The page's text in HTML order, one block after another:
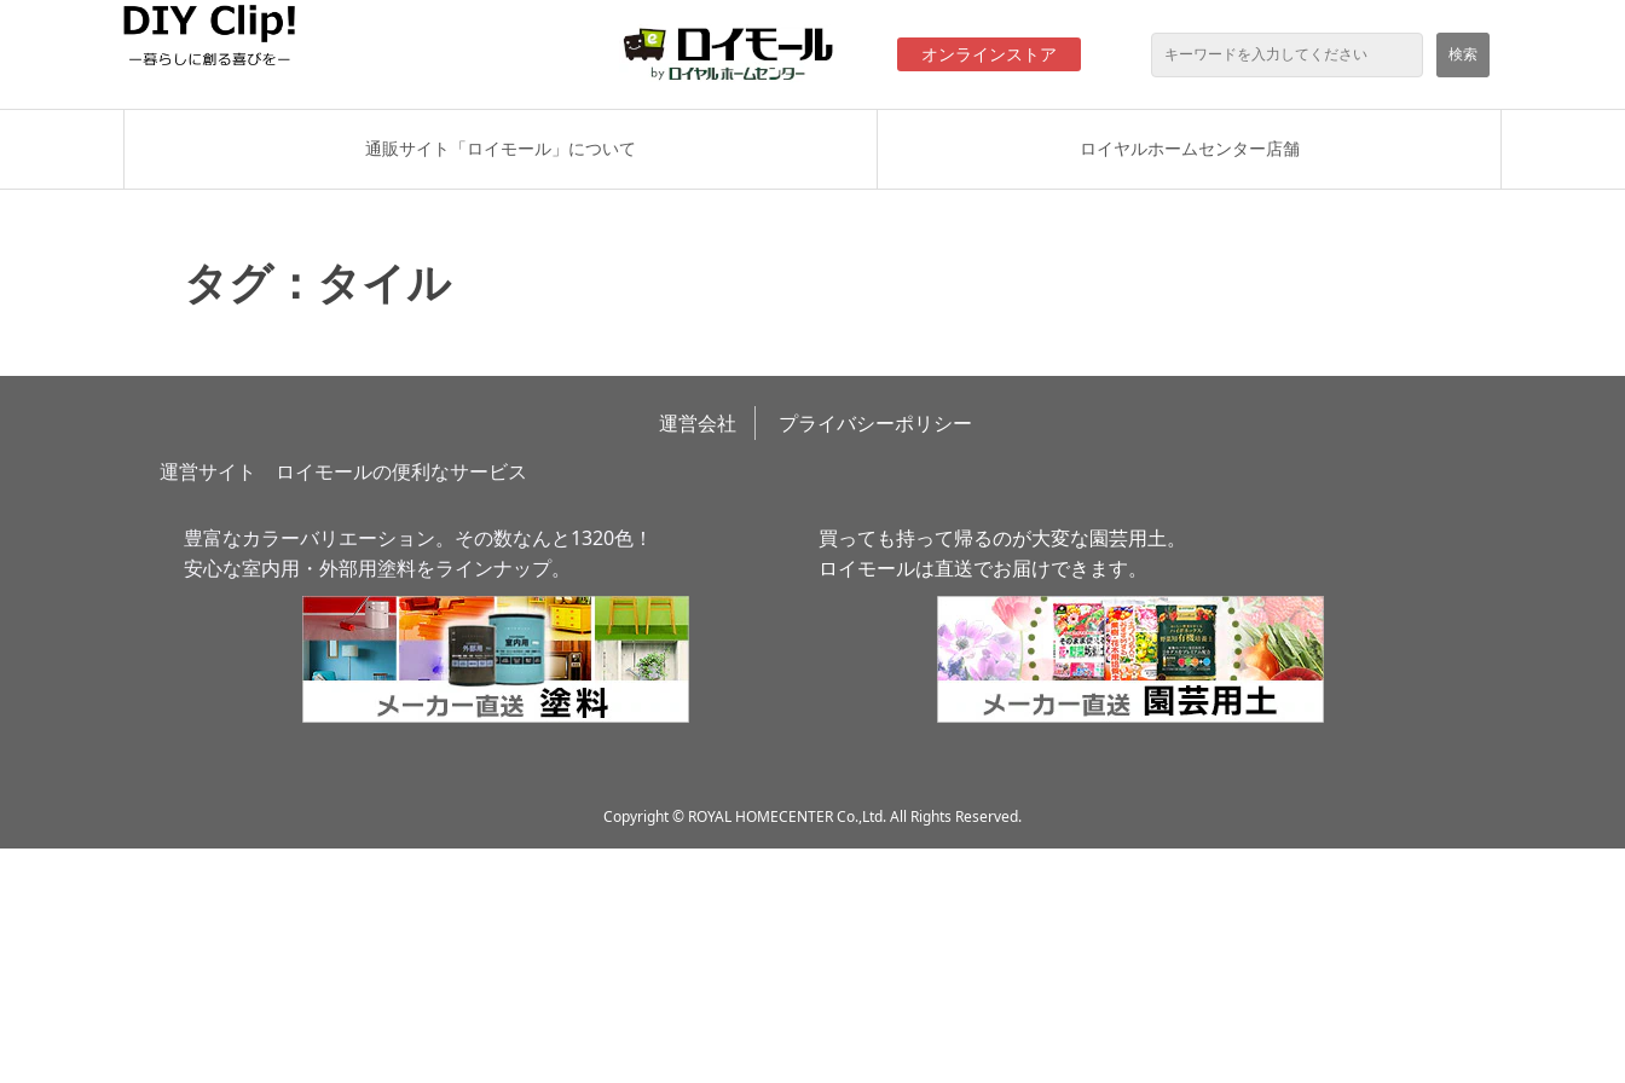
オンラインストア
通販サイト「ロイモール」について ロイヤルホームセンター店舗
タグ：タイル
運営会社
プライバシーポリシー
運営サイト　ロイモールの便利なサービス
豊富なカラーバリエーション。その数なんと1320色！
安心な室内用・外部用塗料をラインナップ。
買っても持って帰るのが大変な園芸用土。
ロイモールは直送でお届けできます。
Copyright © ROYAL HOMECENTER Co.,Ltd. All Rights Reserved.